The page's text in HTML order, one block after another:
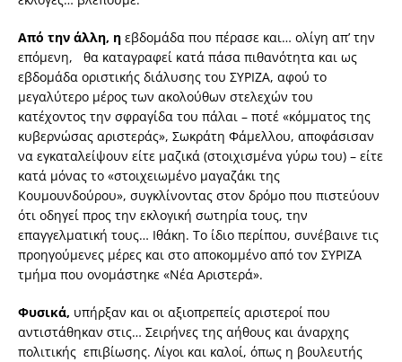
Από την άλλη, η εβδομάδα που πέρασε και… ολίγη απ’ την
επόμενη, θα καταγραφεί κατά πάσα πιθανότητα και ως
εβδομάδα οριστικής διάλυσης του ΣΥΡΙΖΑ, αφού το
μεγαλύτερο μέρος των ακολούθων στελεχών του
κατέχοντος την σφραγίδα του πάλαι – ποτέ «κόμματος της
κυβερνώσας αριστεράς», Σωκράτη Φάμελλου, αποφάσισαν
να εγκαταλείψουν είτε μαζικά (στοιχισμένα γύρω του) – είτε
κατά μόνας το «στοιχειωμένο μαγαζάκι της
Κουμουνδούρου», συγκλίνοντας στον δρόμο που πιστεύουν
ότι οδηγεί προς την εκλογική σωτηρία τους, την
επαγγελματική τους… Ιθάκη. Το ίδιο περίπου, συνέβαινε τις
προηγούμενες μέρες και στο αποκομμένο από τον ΣΥΡΙΖΑ
τμήμα που ονομάστηκε «Νέα Αριστερά».
Φυσικά, υπήρξαν και οι αξιοπρεπείς αριστεροί που
αντιστάθηκαν στις… Σειρήνες της αήθους και άναρχης
πολιτικής επιβίωσης. Λίγοι και καλοί, όπως η βουλευτής